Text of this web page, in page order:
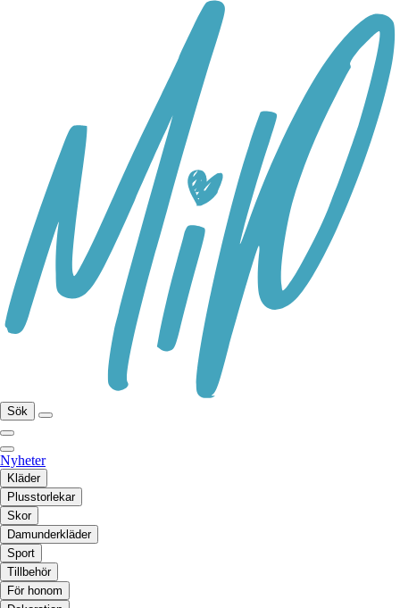
Sök
Nyheter
Kläder
Plusstorlekar
Skor
Damunderkläder
Sport
Tillbehör
För honom